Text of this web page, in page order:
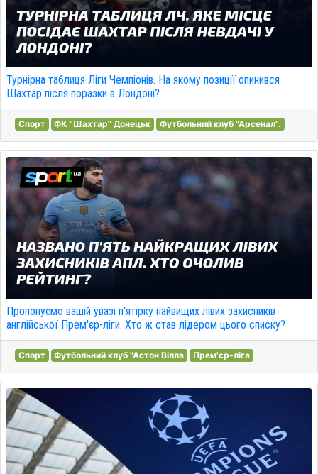
Турнірна таблиця Ліги Чемпіонів. На якому позиції опинився
Шахтар після поразки в Лондоні?
Спорт ФК "Шахтар" Донецьк Футбольний клуб "Арсенал".
Пропонуємо вашій увазі п'ятірку найвищих лівих захисників
англійської Прем'єр-ліги. Хто ж став лідером цього списку?
Спорт Футбольний клуб "Астон Вілла Прем'єр-ліга